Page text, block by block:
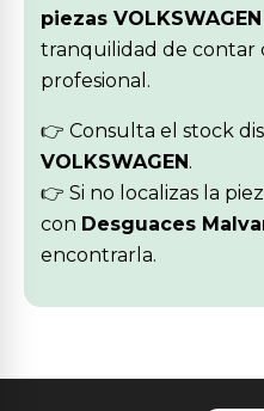
piezas
tranquilidad de contar
profesional.
👉 Consulta el stock
VOLKSWAGEN.
👉 Si no localizas la
con Desguaces
encontrarla.